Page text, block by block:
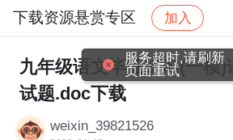
下载资源悬赏专区 加入
社区 下载资源悬赏专区 帖子
九年级语文毕业练习(一模)
试题.doc下载
weixin_39821526
服务超时,请刷新
页面重试